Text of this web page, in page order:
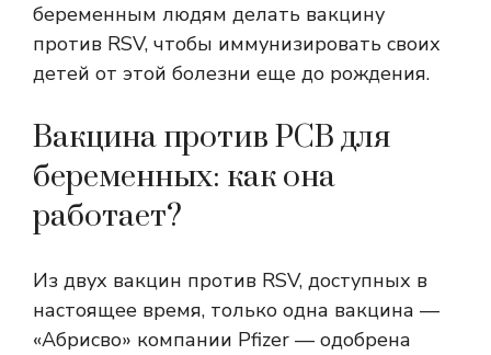
беременным людям делать вакцину
против RSV, чтобы иммунизировать своих
детей от этой болезни еще до рождения.
Вакцина против РСВ для
беременных: как она
работает?
Из двух вакцин против RSV, доступных в
настоящее время, только одна вакцина —
«Абрисво» компании Pfizer — одобрена